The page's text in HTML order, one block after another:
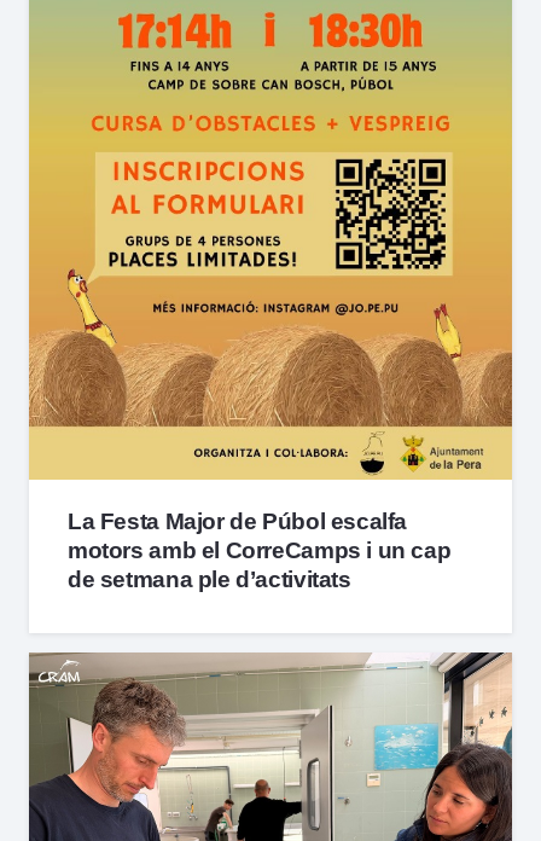
La Festa Major de Púbol escalfa
motors amb el CorreCamps i un cap
de setmana ple d’activitats